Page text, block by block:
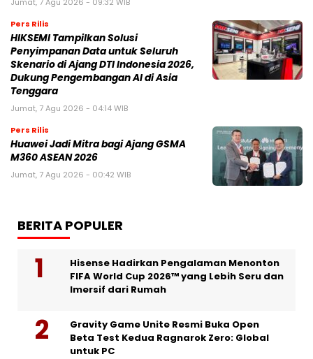
Pers Rilis
HIKSEMI Tampilkan Solusi
Penyimpanan Data untuk Seluruh
Skenario di Ajang DTI Indonesia 2026,
Dukung Pengembangan AI di Asia
Tenggara
Jumat, 7 Agu 2026 - 04:14 WIB
Pers Rilis
Huawei Jadi Mitra bagi Ajang GSMA
M360 ASEAN 2026
Jumat, 7 Agu 2026 - 00:42 WIB
BERITA POPULER
Hisense Hadirkan Pengalaman Menonton
FIFA World Cup 2026™ yang Lebih Seru dan
Imersif dari Rumah
Gravity Game Unite Resmi Buka Open
Beta Test Kedua Ragnarok Zero: Global
untuk PC